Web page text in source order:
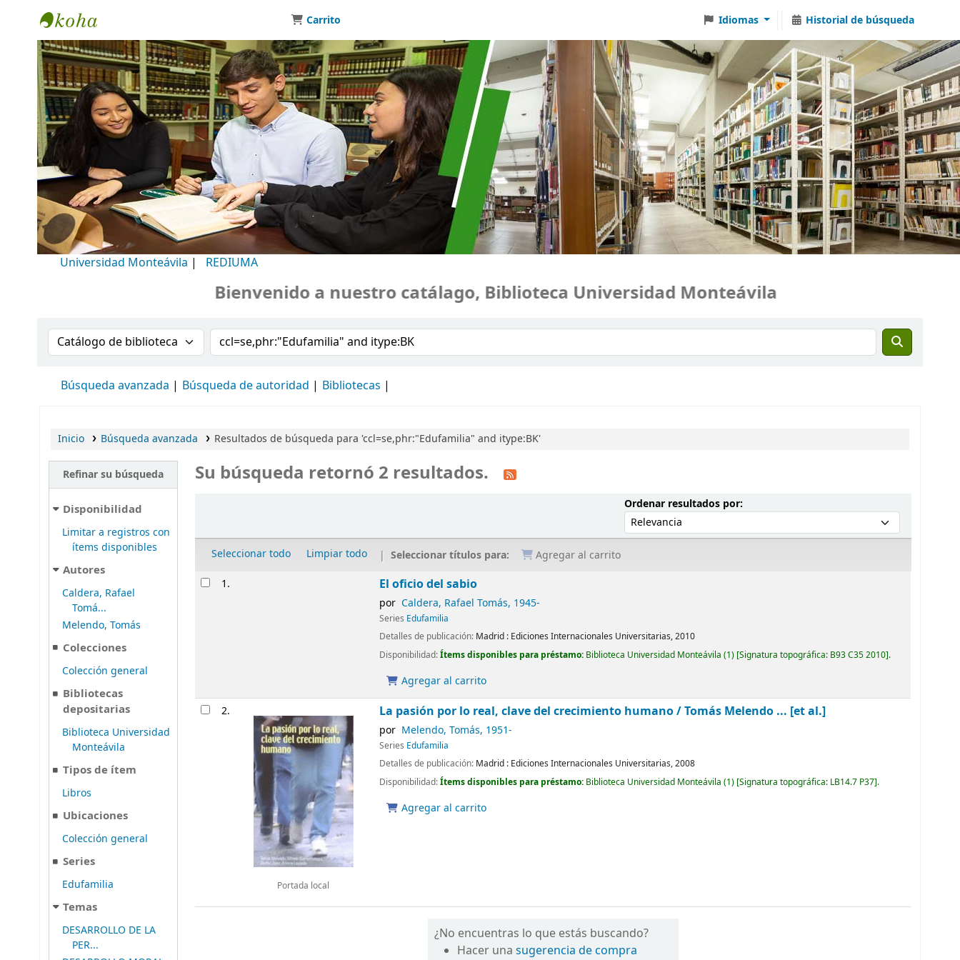
Biblioteca Universidad Monteávila
Carrito Idiomas Historial de búsqueda
Universidad Monteávila | REDIUMA
Bienvenido a nuestro catálago, Biblioteca Universidad Monteávila
Buscar en el catálogo por:Buscar en el catálogo
Búsqueda avanzada Búsqueda de autoridad Bibliotecas
Inicio Búsqueda avanzada Resultados de búsqueda para 'ccl=se,phr:"Edufamilia" and itype:BK'
Refinar su búsqueda
Disponibilidad
Limitar a registros con
ítems disponibles
Autores
Caldera, Rafael
Tomá...
Melendo, Tomás
Colecciones
Colección general
Bibliotecas
depositarias
Biblioteca Universidad
Monteávila
Tipos de ítem
Libros
Ubicaciones
Colección general
Series
Edufamilia
Temas
DESARROLLO DE LA
PER...
Su búsqueda retornó 2 resultados.
Ordenar resultados por:Ordenar por:
Seleccionar todo Limpiar todo Seleccionar títulos para: Agregar al carrito
Resultados
1. El oficio del sabio
por Caldera, Rafael Tomás, 1945-
Series Edufamilia
Detalles de publicación: Madrid : Ediciones Internacionales Universitarias,2010
Disponibilidad:Ítems disponibles para préstamo: Biblioteca Universidad Monteávila (1) Signatura topográfica: B93 C35 2010 .
Agregar al carrito
2.
Portada local
La pasión por lo real, clave del crecimiento humano /Tomás Melendo ... [et al.]
por Melendo, Tomás, 1951-
Series Edufamilia
Detalles de publicación: Madrid : Ediciones Internacionales Universitarias,2008
Disponibilidad:Ítems disponibles para préstamo: Biblioteca Universidad Monteávila (1) Signatura topográfica: LB14.7 P37 .
Agregar al carrito
¿No encuentras lo que estás buscando?
Hacer unasugerencia de compra